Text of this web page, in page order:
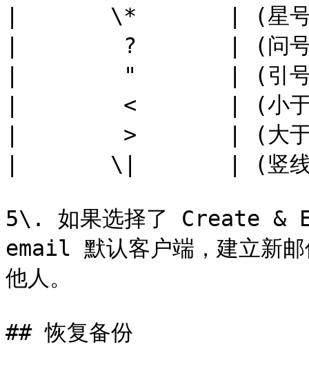
|       \*       | (星
|        ?       | (问
|        "       | (引
|        <       | (小
|        >       | (大
|       \|       | (竖
5\. 如果选择了 Create &
email 默认客户端，建立新邮
他人。
## 恢复备份